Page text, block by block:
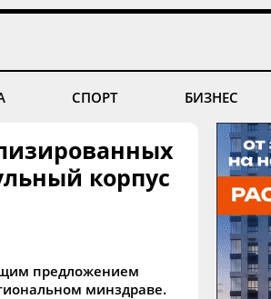
СПОРТ БИЗНЕС
корпус
предложением
минздраве.